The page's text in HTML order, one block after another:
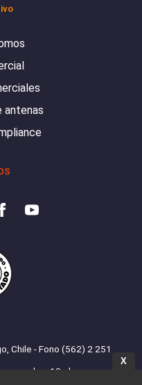
antenas
Chile - Fono (562) 2 251
13.cl
X